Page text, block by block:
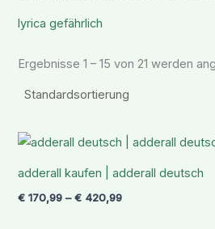
lyrica gefährlich
Ergebnisse 1 – 15 von 21 werden
adderall kaufen | adderall deutsch
€ 170,99 –€ 420,99
Preisspanne:
€ 170,99
€ 420,99